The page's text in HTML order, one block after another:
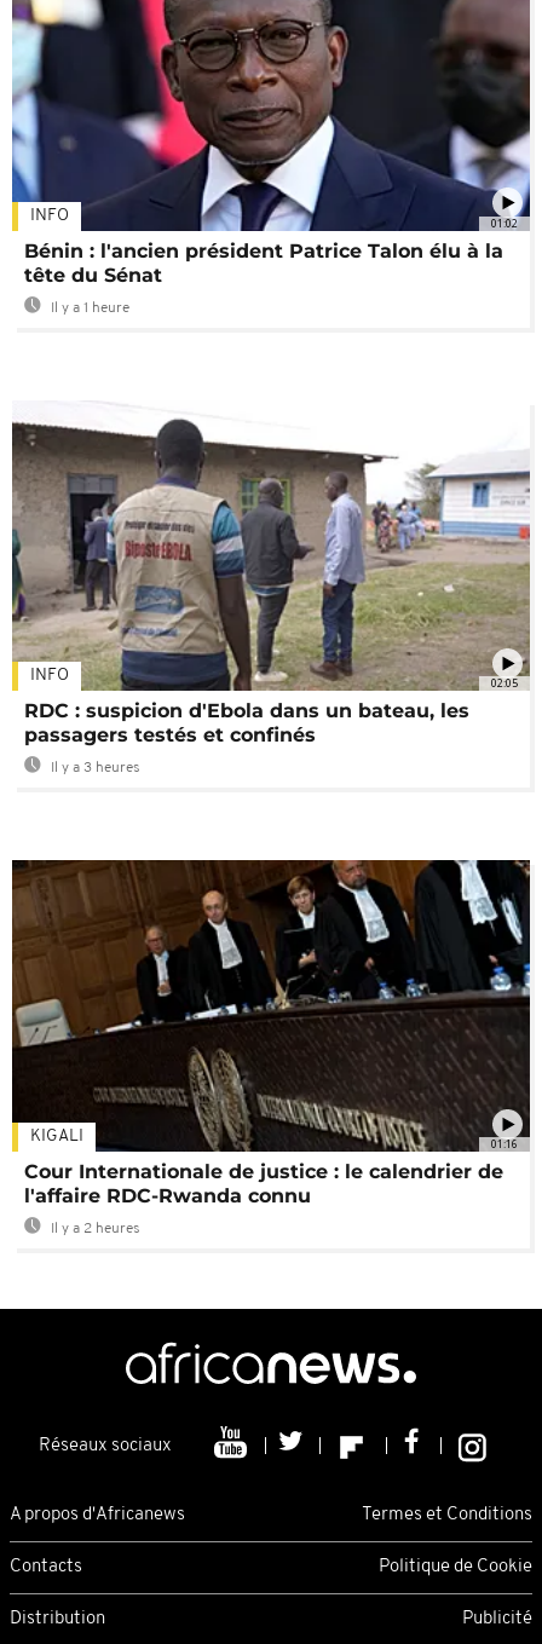
01:02
INFO
Bénin : l'ancien président Patrice Talon élu à la
tête du Sénat
Il y a 1 heure
02:05
INFO
RDC : suspicion d'Ebola dans un bateau, les
passagers testés et confinés
Il y a 3 heures
01:16
KIGALI
Cour Internationale de justice : le calendrier de
l'affaire RDC-Rwanda connu
Il y a 2 heures
Réseaux sociaux
A propos d'Africanews Termes et Conditions
Contacts Politique de Cookie
Distribution Publicité